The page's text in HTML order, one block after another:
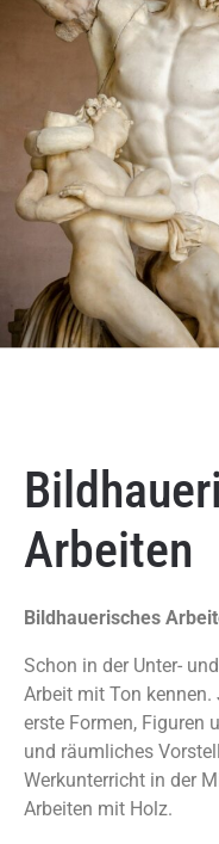
Arbeiten
Bildhauerisches
Schon in der Unter-
Arbeit mit Ton
erste Formen, Figuren
und räumliches
Werkunterricht in der
Arbeiten mit Holz.